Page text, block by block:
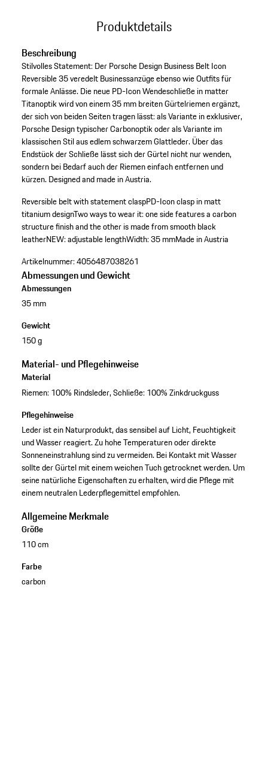
Produktdetails
Beschreibung
Stilvolles Statement: Der Porsche Design Business Belt Icon
Reversible 35 veredelt Businessanzüge ebenso wie Outfits für
formale Anlässe. Die neue PD-Icon Wendeschließe in matter
Titanoptik wird von einem 35 mm breiten Gürtelriemen ergänzt,
der sich von beiden Seiten tragen lässt: als Variante in exklusiver,
Porsche Design typischer Carbonoptik oder als Variante im
klassischen Stil aus edlem schwarzem Glattleder. Über das
Endstück der Schließe lässt sich der Gürtel nicht nur wenden,
sondern bei Bedarf auch der Riemen einfach entfernen und
kürzen. Designed and made in Austria.
Reversible belt with statement claspPD-Icon clasp in matt
titanium designTwo ways to wear it: one side features a carbon
structure finish and the other is made from smooth black
leatherNEW: adjustable lengthWidth: 35 mmMade in Austria
Artikelnummer:4056487038261
Abmessungen und Gewicht
Abmessungen
35 mm
Gewicht
150 g
Material- und Pflegehinweise
Material
Riemen: 100% Rindsleder, Schließe: 100% Zinkdruckguss
Pflegehinweise
Leder ist ein Naturprodukt, das sensibel auf Licht, Feuchtigkeit
und Wasser reagiert. Zu hohe Temperaturen oder direkte
Sonneneinstrahlung sind zu vermeiden. Bei Kontakt mit Wasser
sollte der Gürtel mit einem weichen Tuch getrocknet werden. Um
seine natürliche Eigenschaften zu erhalten, wird die Pflege mit
einem neutralen Lederpflegemittel empfohlen.
Allgemeine Merkmale
Größe
110 cm
Farbe
carbon